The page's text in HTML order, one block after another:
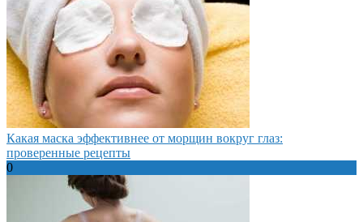
Какая маска эффективнее от морщин вокруг глаз:
проверенные рецепты
0